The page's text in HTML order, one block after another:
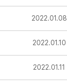
2022.01.08
2022.01.10
2022.01.11